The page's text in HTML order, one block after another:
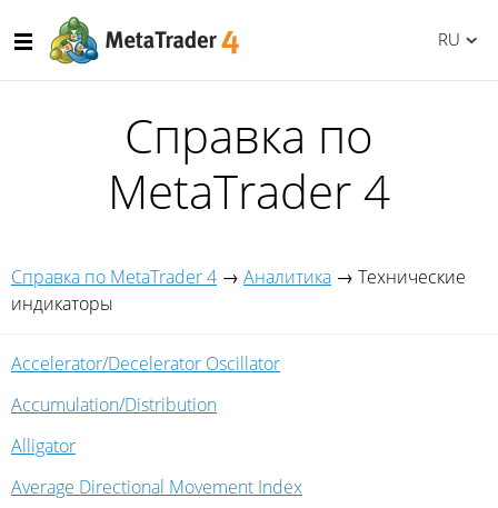
RU
Справка по
MetaTrader 4
Справка по MetaTrader 4 → Аналитика → Технические
индикаторы
Accelerator/Decelerator Oscillator
Accumulation/Distribution
Alligator
Average Directional Movement Index